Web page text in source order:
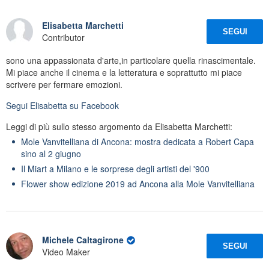
Elisabetta Marchetti
Contributor
SEGUI
sono una appassionata d'arte,in particolare quella rinascimentale.
Mi piace anche il cinema e la letteratura e soprattutto mi piace
scrivere per fermare emozioni.
Segui Elisabetta su Facebook
Leggi di più sullo stesso argomento da Elisabetta Marchetti:
Mole Vanvitelliana di Ancona: mostra dedicata a Robert Capa
sino al 2 giugno
Il Miart a Milano e le sorprese degli artisti del '900
Flower show edizione 2019 ad Ancona alla Mole Vanvitelliana
Michele Caltagirone
Video Maker
SEGUI